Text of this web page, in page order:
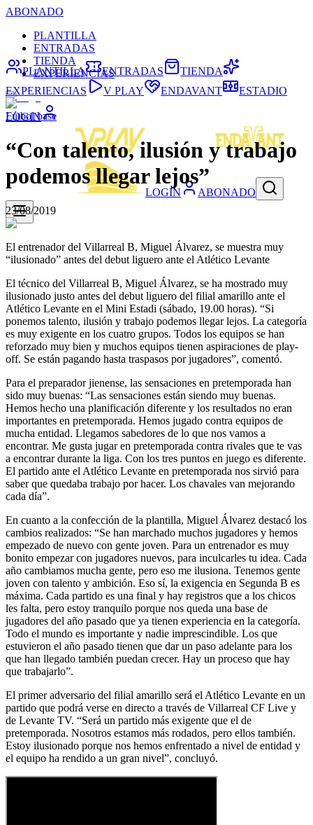
ABONADO
PLANTILLA
ENTRADAS
TIENDA
EXPERIENCIAS
LOGIN
LOGIN ABONADO
PLANTILLA ENTRADAS
TIENDA
EXPERIENCIAS
V PLAY ENDAVANT ESTADIO
Fútbol base
“Con talento, ilusión y trabajo
podemos llegar lejos”
23/08/2019
El entrenador del Villarreal B, Miguel Álvarez, se muestra muy
“ilusionado” antes del debut liguero ante el Atlético Levante
El técnico del Villarreal B, Miguel Álvarez, se ha mostrado muy
ilusionado justo antes del debut liguero del filial amarillo ante el
Atlético Levante en el Mini Estadi (sábado, 19.00 horas). “Si
ponemos talento, ilusión y trabajo podemos llegar lejos. La categoría
es muy exigente en los cuatro grupos. Todos los equipos se han
reforzado muy bien y muchos equipos tienen aspiraciones de play-
off. Se están pagando hasta traspasos por jugadores”, comentó.
Para el preparador jienense, las sensaciones en pretemporada han
sido muy buenas: “Las sensaciones están siendo muy buenas.
Hemos hecho una planificación diferente y los resultados no eran
importantes en pretemporada. Hemos jugado contra equipos de
mucha entidad. Llegamos sabedores de lo que nos vamos a
encontrar. Me gusta jugar en pretemporada contra rivales que te vas
a encontrar durante la liga. Con los tres puntos en juego es diferente.
El partido ante el Atlético Levante en pretemporada nos sirvió para
saber que quedaba trabajo por hacer. Los chavales van mejorando
cada día”.
En cuanto a la confección de la plantilla, Miguel Álvarez destacó los
cambios realizados: “Se han marchado muchos jugadores y hemos
empezado de nuevo con gente joven. Para un entrenador es muy
bonito empezar con jugadores nuevos, para inculcarles tu idea. Cada
año cambiamos mucha gente, pero eso me ilusiona. Tenemos gente
joven con talento y ambición. Eso sí, la exigencia en Segunda B es
máxima. Cada partido es una final y hay registros que a los chicos
les falta, pero estoy tranquilo porque nos queda una base de
jugadores del año pasado que ya tienen experiencia en la categoría.
Todo el mundo es importante y nadie imprescindible. Los que
estuvieron el año pasado tienen que dar un paso adelante para los
que han llegado también puedan crecer. Hay un proceso que hay
que trabajarlo”.
El primer adversario del filial amarillo será el Atlético Levante en un
partido que podrá verse en directo a través de Villarreal CF Live y
de Levante TV. “Será un partido más exigente que el de
pretemporada. Nosotros estamos más rodados, pero ellos también.
Estoy ilusionado porque nos hemos enfrentado a nivel de entidad y
el equipo ha rendido a un gran nivel”, concluyó.